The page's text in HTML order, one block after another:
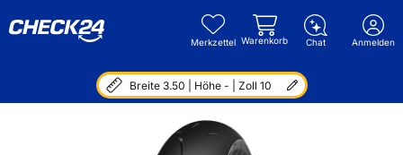
Merkzettel Warenkorb Chat Anmelden
Breite 3.50 | Höhe - | Zoll 10